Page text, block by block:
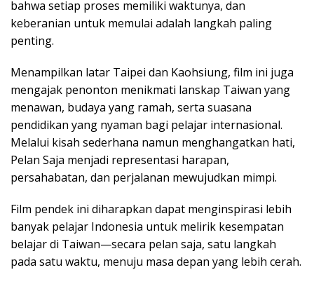
bahwa setiap proses memiliki waktunya, dan
keberanian untuk memulai adalah langkah paling
penting.
Menampilkan latar Taipei dan Kaohsiung, film ini juga
mengajak penonton menikmati lanskap Taiwan yang
menawan, budaya yang ramah, serta suasana
pendidikan yang nyaman bagi pelajar internasional.
Melalui kisah sederhana namun menghangatkan hati,
Pelan Saja menjadi representasi harapan,
persahabatan, dan perjalanan mewujudkan mimpi.
Film pendek ini diharapkan dapat menginspirasi lebih
banyak pelajar Indonesia untuk melirik kesempatan
belajar di Taiwan—secara pelan saja, satu langkah
pada satu waktu, menuju masa depan yang lebih cerah.